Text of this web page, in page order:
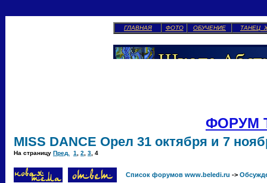
ГЛАВНАЯ ФОТО ОБУЧЕНИЕ ТАНЕЦ
ФОРУМ
MISS DANCE Орел 31 октября и 7
На страницу Пред. 1 2 3 4
Список форумов www.beledi.ru ->